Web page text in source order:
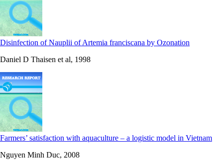
Disinfection of Nauplii of Artemia franciscana by Ozonation
Daniel D Thaisen et al, 1998
Farmers’ satisfaction with aquaculture – a logistic model in Vietnam
Nguyen Minh Duc, 2008